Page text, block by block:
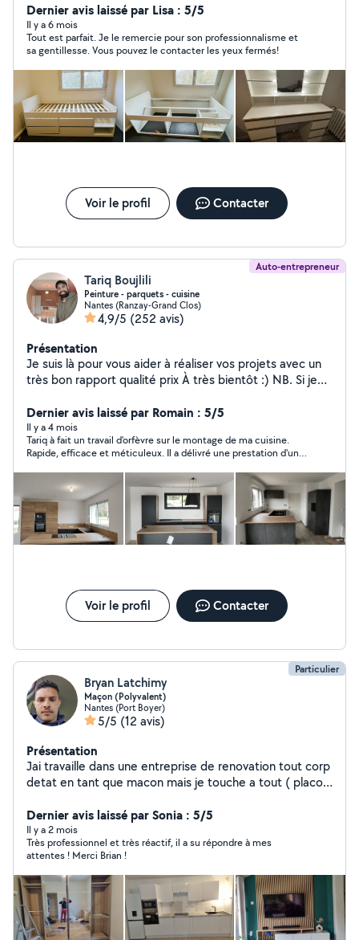
enfants . Je suis une personne que s'efforce beaucoup
pour m'adapte aux horaires, je suis très sensible au
besoin des autres, je suis une personne adaptable,
j'aime bien parler avec les gens, je m'efforce aussi pour
être une personne patiente. Je travaille déjà comme
agente professionnel de ménage dans une entreprise.
Dernier avis laissé par Lisa : 5/5
Il y a 6 mois
Tout est parfait. Je le remercie pour son professionnalisme et
sa gentillesse. Vous pouvez le contacter les yeux fermés!
Voir le profil Contacter
Auto-entrepreneur
Tariq Boujlili
Peinture - parquets - cuisine
Nantes (Ranzay-Grand Clos)
4,9/5 (252 avis)
Présentation
Je suis là pour vous aider à réaliser vos projets avec un
très bon rapport qualité prix À très bientôt :) NB. Si je
ou sms 07-66-64-58-54
Dernier avis laissé par Romain : 5/5
Il y a 4 mois
Tariq à fait un travail d'orfèvre sur le montage de ma cuisine.
Rapide, efficace et méticuleux. Il a délivré une prestation d'une
Voir le profil Contacter
Particulier
Bryan Latchimy
Maçon (Polyvalent)
Nantes (Port Boyer)
5/5 (12 avis)
Présentation
Jai travaille dans une entreprise de renovation tout corp
detat en tant que macon mais je touche a tout ( placo,
en week end
Dernier avis laissé par Sonia : 5/5
Il y a 2 mois
Très professionnel et très réactif, il a su répondre à mes
attentes ! Merci Brian !